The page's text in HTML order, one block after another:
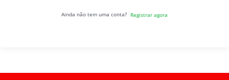
Ainda não tem uma conta? Registrar agora